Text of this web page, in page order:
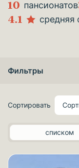
10 пансионатов
4.1 средняя
Фильтры
Сортировать
списком